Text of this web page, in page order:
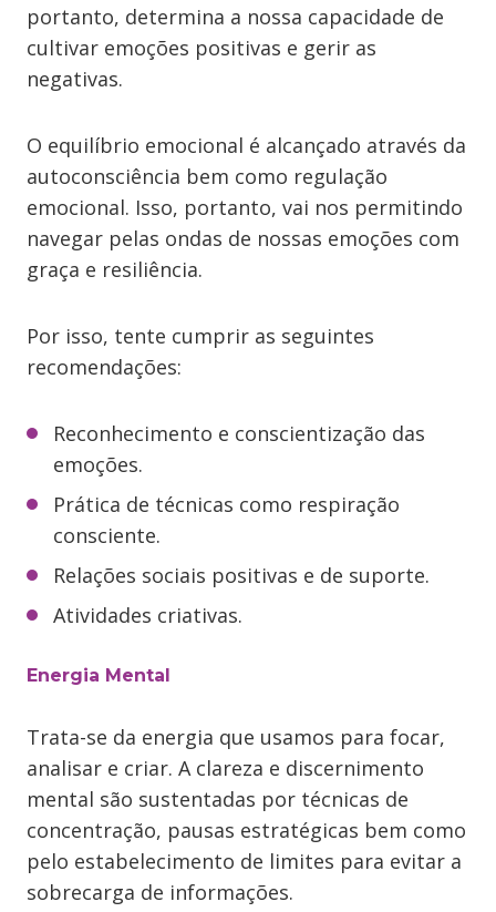
portanto, determina a nossa capacidade de
cultivar emoções positivas e gerir as
negativas.
O equilíbrio emocional é alcançado através da
autoconsciência bem como regulação
emocional. Isso, portanto, vai nos permitindo
navegar pelas ondas de nossas emoções com
graça e resiliência.
Por isso, tente cumprir as seguintes
recomendações:
Reconhecimento e conscientização das
emoções.
Prática de técnicas como respiração
consciente.
Relações sociais positivas e de suporte.
Atividades criativas.
Energia Mental
Trata-se da energia que usamos para focar,
analisar e criar. A clareza e discernimento
mental são sustentadas por técnicas de
concentração, pausas estratégicas bem como
pelo estabelecimento de limites para evitar a
sobrecarga de informações.